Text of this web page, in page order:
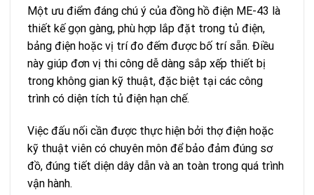
Một ưu điểm đáng chú ý của đồng hồ điện ME-43 là
thiết kế gọn gàng, phù hợp lắp đặt trong tủ điện,
bảng điện hoặc vị trí đo đếm được bố trí sẵn. Điều
này giúp đơn vị thi công dễ dàng sắp xếp thiết bị
trong không gian kỹ thuật, đặc biệt tại các công
trình có diện tích tủ điện hạn chế.
Việc đấu nối cần được thực hiện bởi thợ điện hoặc
kỹ thuật viên có chuyên môn để bảo đảm đúng sơ
đồ, đúng tiết diện dây dẫn và an toàn trong quá trình
vận hành.